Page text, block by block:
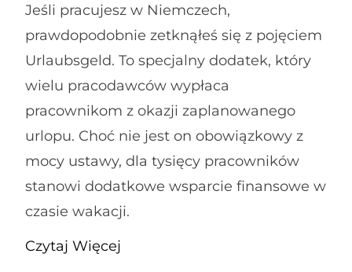
Jeśli pracujesz w Niemczech,
prawdopodobnie zetknąłeś się z pojęciem
Urlaubsgeld. To specjalny dodatek, który
wielu pracodawców wypłaca
pracownikom z okazji zaplanowanego
urlopu. Choć nie jest on obowiązkowy z
mocy ustawy, dla tysięcy pracowników
stanowi dodatkowe wsparcie finansowe w
czasie wakacji.
Czytaj Więcej